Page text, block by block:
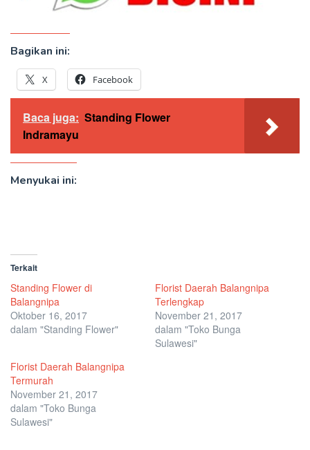
Bagikan ini:
X Facebook
Baca juga: Standing Flower
Indramayu
Menyukai ini:
Terkait
Standing Flower di
Balangnipa
Oktober 16, 2017
dalam "Standing Flower"
Florist Daerah Balangnipa
Terlengkap
November 21, 2017
dalam "Toko Bunga
Sulawesi"
Florist Daerah Balangnipa
Termurah
November 21, 2017
dalam "Toko Bunga
Sulawesi"